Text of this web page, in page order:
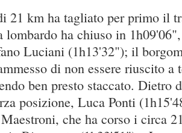
21 km ha tagliato per primo il
lombardo ha chiuso in
Luciani (1h13'32"); il
di non essere riuscito a
ben presto staccato. Dietro
posizione, Luca Ponti
che ha corso i circa